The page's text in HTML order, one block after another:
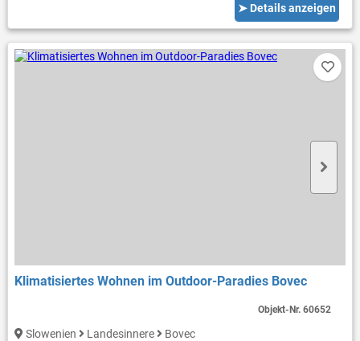
➤ Details anzeigen
Klimatisiertes Wohnen im Outdoor-Paradies Bovec
Slowenien Landesinnere Bovec
Objekt-Nr.60652